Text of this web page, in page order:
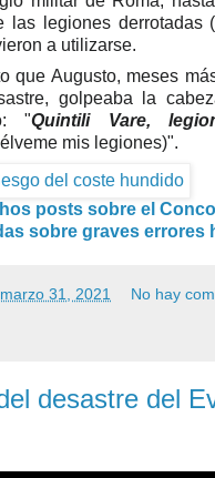
las legiones derrotadas
a utilizarse.
que Augusto, meses
golpeaba la
"Quintili Vare,
mis legiones)".
posts sobre el
sobre graves errores
31, 2021 No hay
desastre del